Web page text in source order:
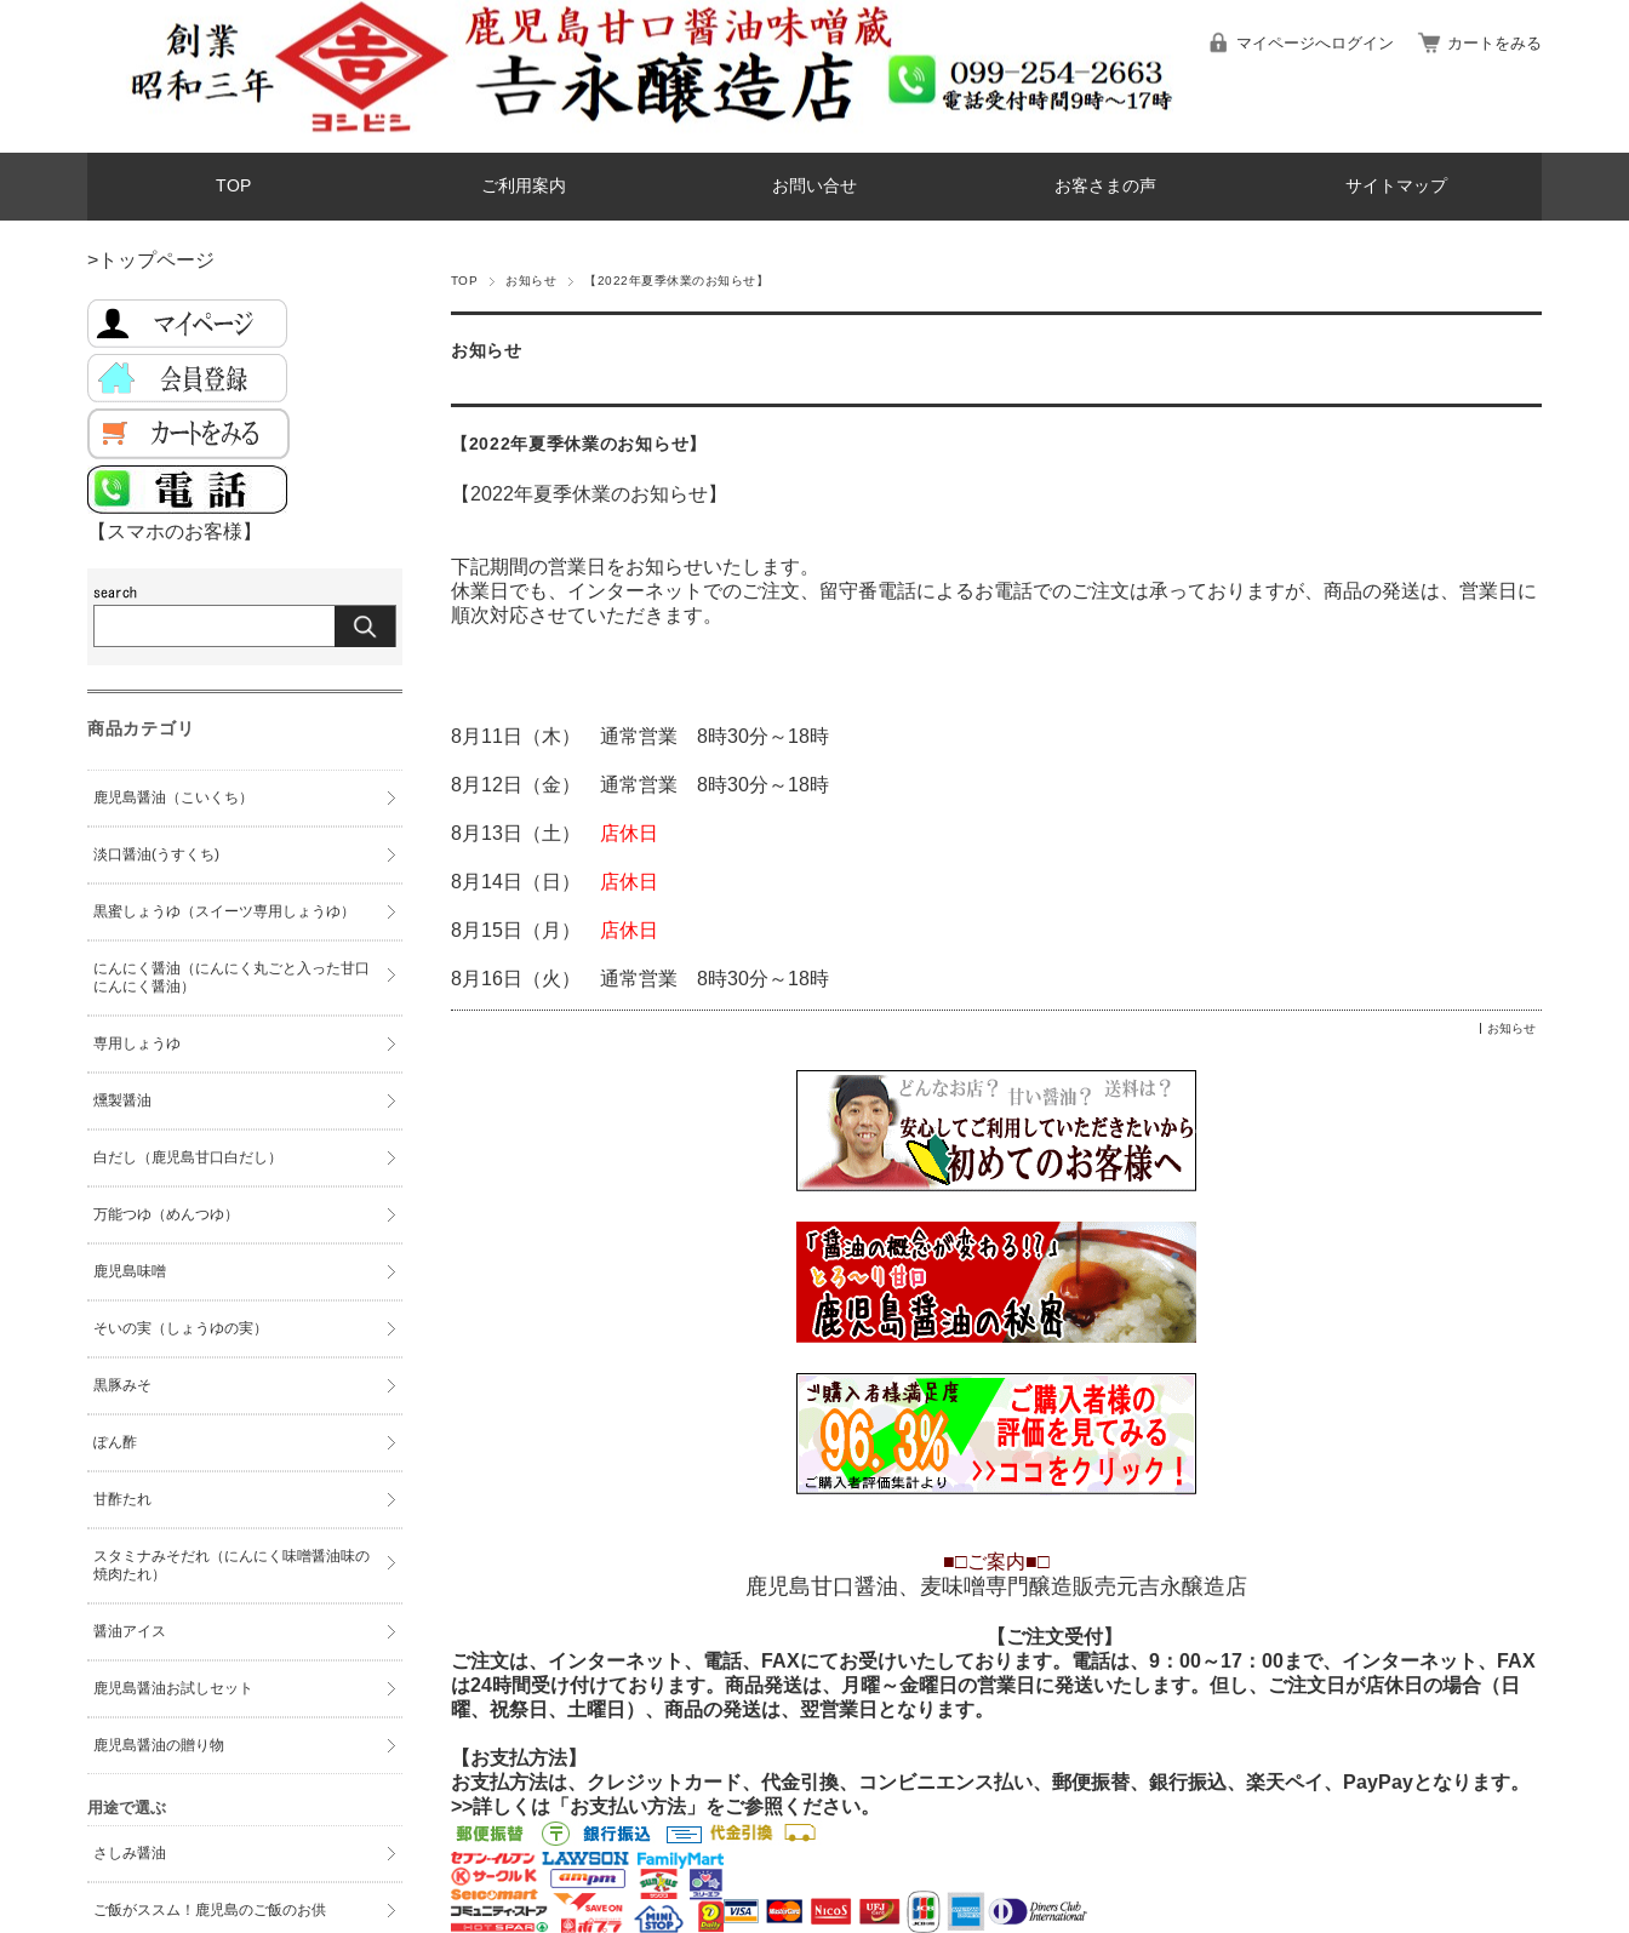
マイページへログイン カートをみる
TOP ご利用案内 お問い合せ お客さまの声 サイトマップ
TOP お知らせ 【2022年夏季休業のお知らせ】
お知らせ
【2022年夏季休業のお知らせ】
【2022年夏季休業のお知らせ】
下記期間の営業日をお知らせいたします。
休業日でも、インターネットでのご注文、留守番電話によるお電話でのご注文は承っておりますが、商品の発送は、営業日に
順次対応させていただきます。
8月11日（木） 通常営業 8時30分～18時
8月12日（金） 通常営業 8時30分～18時
8月13日（土） 店休日
8月14日（日） 店休日
8月15日（月） 店休日
8月16日（火） 通常営業 8時30分～18時
お知らせ
■□ご案内■□
鹿児島甘口醤油、麦味噌専門醸造販売元吉永醸造店
【ご注文受付】
ご注文は、インターネット、電話、FAXにてお受けいたしております。電話は、9：00～17：00まで、インターネット、FAX
は24時間受け付けております。商品発送は、月曜～金曜日の営業日に発送いたします。但し、ご注文日が店休日の場合（日
曜、祝祭日、土曜日）、商品の発送は、翌営業日となります。
【お支払方法】
お支払方法は、クレジットカード、代金引換、コンビニエンス払い、郵便振替、銀行振込、楽天ペイ、PayPayとなります。
>>詳しくは「お支払い方法」をご参照ください。
>トップページ
【スマホのお客様】
商品カテゴリ
鹿児島醤油（こいくち）
淡口醤油(うすくち)
黒蜜しょうゆ（スイーツ専用しょうゆ）
にんにく醤油（にんにく丸ごと入った甘口
にんにく醤油）
専用しょうゆ
燻製醤油
白だし（鹿児島甘口白だし）
万能つゆ（めんつゆ）
鹿児島味噌
そいの実（しょうゆの実）
黒豚みそ
ぽん酢
甘酢たれ
スタミナみそだれ（にんにく味噌醤油味の
焼肉たれ）
醤油アイス
鹿児島醤油お試しセット
鹿児島醤油の贈り物
用途で選ぶ
さしみ醤油
ご飯がススム！鹿児島のご飯のお供